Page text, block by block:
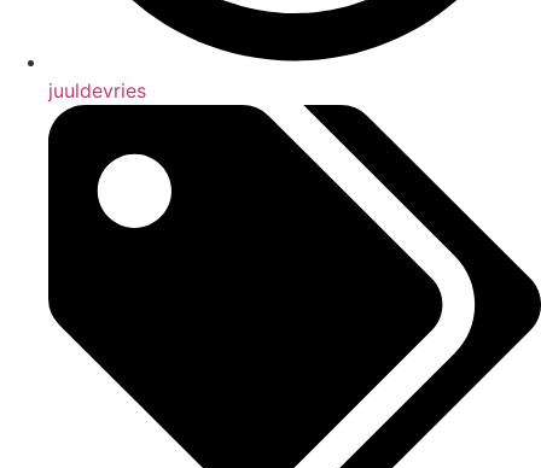
juuldevries